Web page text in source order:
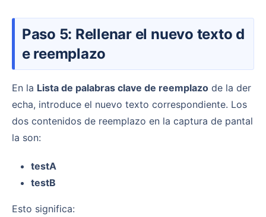
Paso 5: Rellenar el nuevo texto d
e reemplazo
En la Lista de palabras clave de reemplazo de la der
echa, introduce el nuevo texto correspondiente. Los
dos contenidos de reemplazo en la captura de pantal
la son:
testA
testB
Esto significa: